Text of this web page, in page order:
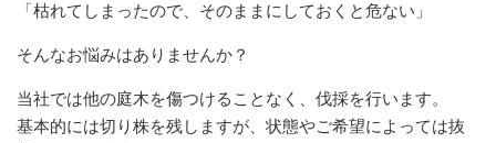
「枯れてしまったので、そのままにしておくと危ない」
そんなお悩みはありませんか？
当社では他の庭木を傷つけることなく、伐採を行います。
基本的には切り株を残しますが、状態やご希望によっては抜